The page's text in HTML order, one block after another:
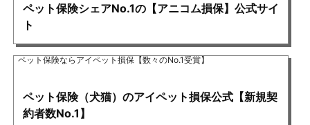
ペット保険シェアNo.1の【アニコム損保】公式サイ
ト
ペット保険ならアイペット損保【数々のNo.1受賞】
ペット保険（犬猫）のアイペット損保公式【新規契
約者数No.1】